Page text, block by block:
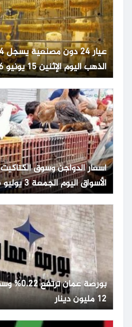
الذهب اليوم الإثنين 15 يونيو 2026
أسعار الدواجن وسوق
الأسواق اليوم الجمعة 3 يوليو 2026
بورصة
12 مليون دينار